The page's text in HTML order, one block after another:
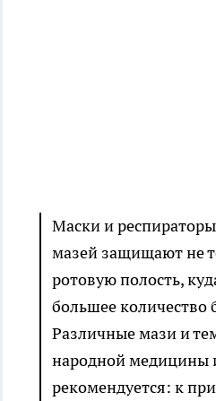
Маски и
мазей защищают не
ротовую полость,
большее количество
Различные мази и
народной медицины
рекомендуется: к